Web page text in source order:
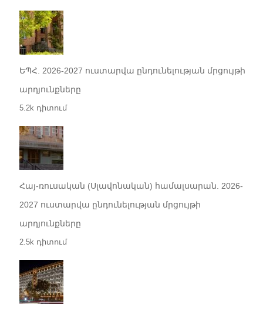
ԵՊՀ. 2026-2027 ուստարվա ընդունելության մրցույթի
արդյունքները
5.2k դիտում
Հայ-ռուսական (Սլավոնական) համալսարան. 2026-
2027 ուստարվա ընդունելության մրցույթի
արդյունքները
2.5k դիտում